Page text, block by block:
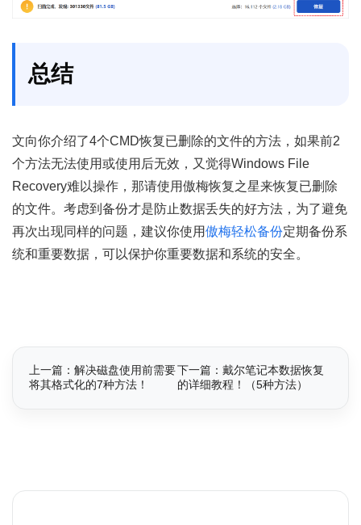
总结
文向你介绍了4个CMD恢复已删除的文件的方法，如果前2
个方法无法使用或使用后无效，又觉得Windows File
Recovery难以操作，那请使用傲梅恢复之星来恢复已删除
的文件。考虑到备份才是防止数据丢失的好方法，为了避免
再次出现同样的问题，建议你使用傲梅轻松备份定期备份系
统和重要数据，可以保护你重要数据和系统的安全。
上一篇：解决磁盘使用前需要
将其格式化的7种方法！
下一篇：戴尔笔记本数据恢复
的详细教程！（5种方法）